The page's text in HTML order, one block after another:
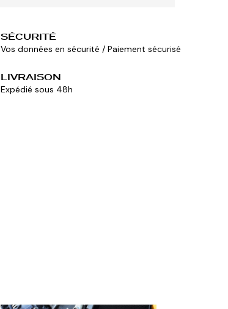
SÉCURITÉ
Vos données en sécurité / Paiement sécurisé
LIVRAISON
Expédié sous 48h